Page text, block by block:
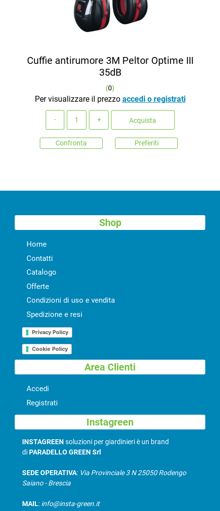
Cuffie antirumore 3M Peltor Optime III
35dB
(0)
Per visualizzare il prezzo accedi o registrati
Acquista
Confronta Preferiti
Shop
Home
Contatti
Catalogo
Offerte
Condizioni di uso e vendita
Spedizione e resi
Privacy Policy
Cookie Policy
Area Clienti
Accedi
Registrati
Instagreen
INSTAGREEN soluzioni per giardinieri è un brand
diPARADELLO GREEN Srl
SEDE OPERATIVA: Via Provinciale 3 N 25050 Rodengo
Saiano - Brescia
MAIL: info@insta-green.it